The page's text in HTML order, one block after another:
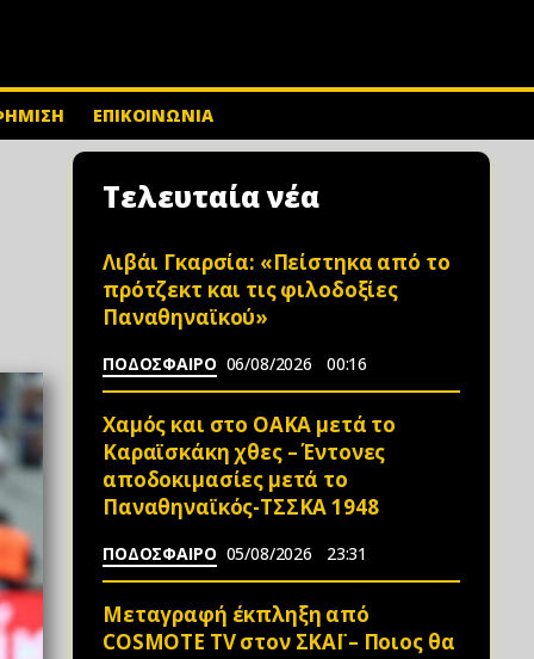
ΕΠΙΚΟΙΝΩΝΙΑ
Τελευταία νέα
Λιβάι Γκαρσία: «Πείστηκα από το
πρότζεκτ και τις φιλοδοξίες
Παναθηναϊκού»
ΠΟΔΟΣΦΑΙΡΟ 06/08/2026 00:16
Χαμός και στο ΟΑΚΑ μετά το
Καραϊσκάκη χθες – Έντονες
αποδοκιμασίες μετά το
Παναθηναϊκός-ΤΣΣΚΑ 1948
ΠΟΔΟΣΦΑΙΡΟ 05/08/2026 23:31
Μεταγραφή έκπληξη από
COSMOTE TV στον ΣΚΑΪ – Ποιος θα